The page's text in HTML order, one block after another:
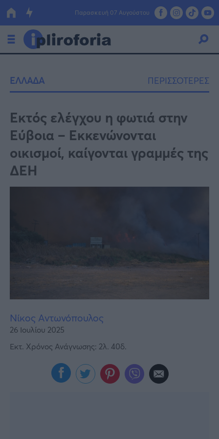
Παρασκευή 07 Αυγούστου
Οικονομία
Πολιτική
Τράπεζες
Επιδοτήσεις
Κόσμος
Lifestyle
Καιρός
ΕΛΛΑΔΑ ΠΕΡΙΣΣΟΤΕΡΕΣ
Εκτός ελέγχου η φωτιά στην
Εύβοια – Εκκενώνονται
οικισμοί, καίγονται γραμμές της
ΔΕΗ
Νίκος Αντωνόπουλος
26 Ιουλίου 2025
Εκτ. Χρόνος Ανάγνωσης: 2λ. 40δ.